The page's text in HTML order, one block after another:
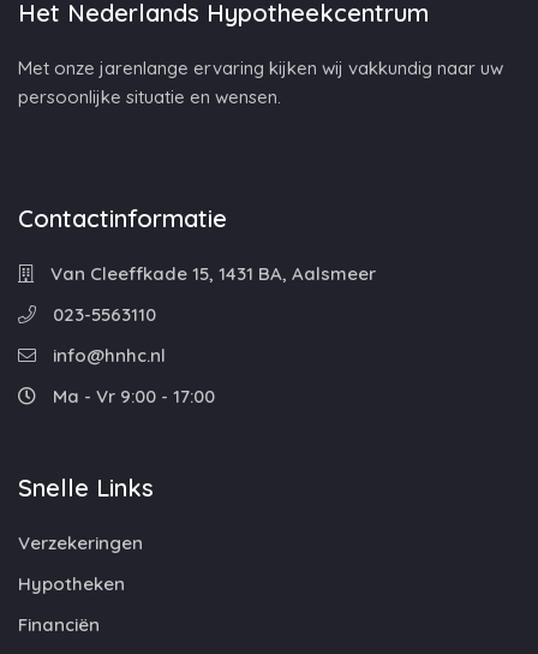
Het Nederlands Hypotheekcentrum
Met onze jarenlange ervaring kijken wij vakkundig naar uw
persoonlijke situatie en wensen.
Contactinformatie
Van Cleeffkade 15, 1431 BA, Aalsmeer
023-5563110
info@hnhc.nl
Ma - Vr 9:00 - 17:00
Snelle Links
Verzekeringen
Hypotheken
Financiën